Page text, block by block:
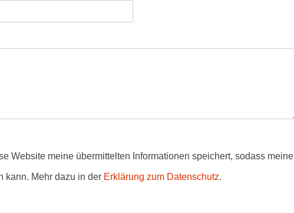
Website meine übermittelten Informationen speichert, sodass meine
kann. Mehr dazu in der Erklärung zum Datenschutz.